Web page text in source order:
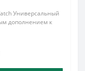
Универсальный
дополнением к